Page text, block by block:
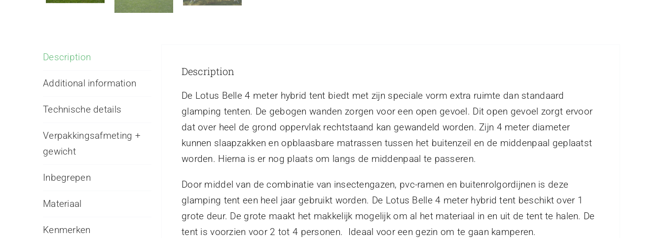
Description
Additional information
Technische details
Verpakkingsafmeting +
gewicht
Inbegrepen
Materiaal
Kenmerken
Description
De Lotus Belle 4 meter hybrid tent biedt met zijn speciale vorm extra ruimte dan standaard
glamping tenten. De gebogen wanden zorgen voor een open gevoel. Dit open gevoel zorgt ervoor
dat over heel de grond oppervlak rechtstaand kan gewandeld worden. Zijn 4 meter diameter
kunnen slaapzakken en opblaasbare matrassen tussen het buitenzeil en de middenpaal geplaatst
worden. Hierna is er nog plaats om langs de middenpaal te passeren.
Door middel van de combinatie van insectengazen, pvc-ramen en buitenrolgordijnen is deze
glamping tent een heel jaar gebruikt worden. De Lotus Belle 4 meter hybrid tent beschikt over 1
grote deur. De grote maakt het makkelijk mogelijk om al het materiaal in en uit de tent te halen. De
tent is voorzien voor 2 tot 4 personen. Ideaal voor een gezin om te gaan kamperen.